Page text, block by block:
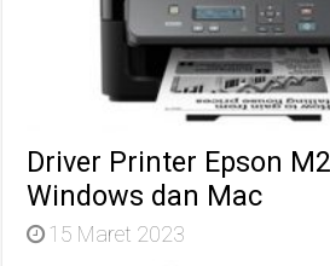
Driver Printer Epson
Windows dan Mac
15 Maret 2023